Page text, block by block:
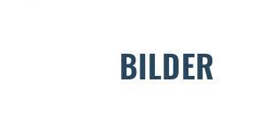
BILDER